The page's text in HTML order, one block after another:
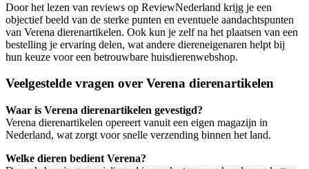
Door het lezen van reviews op ReviewNederland krijg je een
objectief beeld van de sterke punten en eventuele aandachtspunten
van Verena dierenartikelen. Ook kun je zelf na het plaatsen van een
bestelling je ervaring delen, wat andere diereneigenaren helpt bij
hun keuze voor een betrouwbare huisdierenwebshop.
Veelgestelde vragen over Verena dierenartikelen
Waar is Verena dierenartikelen gevestigd?
Verena dierenartikelen opereert vanuit een eigen magazijn in
Nederland, wat zorgt voor snelle verzending binnen het land.
Welke dieren bedient Verena?